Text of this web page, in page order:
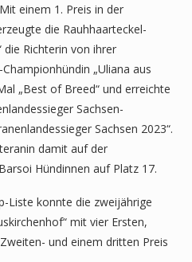
einem 1. Preis in der
die Rauhhaarteckel-
die Richterin von ihrer
„Uliana aus
„Best of Breed“ und erreichte
Sachsen-
Sachsen 2023“.
damit auf der
Hündinnen auf Platz 17.
Liste konnte die zweijährige
mit vier Ersten,
und einem dritten Preis